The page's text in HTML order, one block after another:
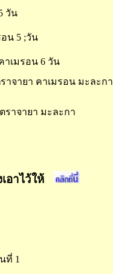
วัน
อน 5 ;วัน
าเมรอน 6 วัน
าจายา คาเมรอน มะละกา
ราจายา มะละกา
อาไว้ให้
ที่ 1